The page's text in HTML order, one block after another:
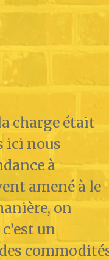
charge était
ici nous
à
amené à le
on
un